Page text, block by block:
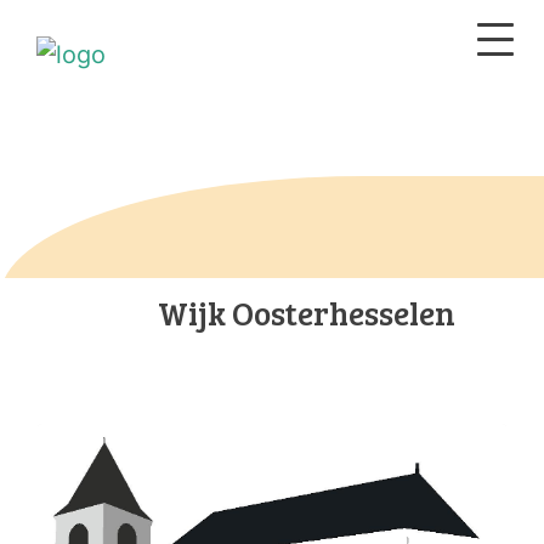
Wijk Oosterhesselen